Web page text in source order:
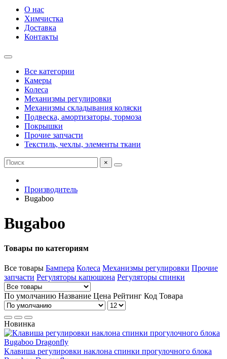
О нас
Химчистка
Доставка
Контакты
Все категории
Камеры
Колеса
Механизмы регулировки
Механизмы складывания коляски
Подвеска, амортизаторы, тормоза
Покрышки
Прочие запчасти
Текстиль, чехлы, элементы ткани
×
Производитель
Bugaboo
Bugaboo
Товары по категориям
Все товары Бампера Колеса Механизмы регулировки Прочие
запчасти Регуляторы капюшона Регуляторы спинки
По умолчанию Название Цена Рейтинг Код Товара
Новинка
Клавиша регулировки наклона спинки прогулочного блока